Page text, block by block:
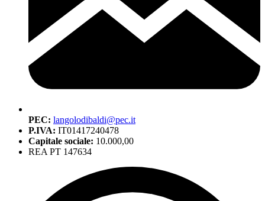
PEC: langolodibaldi@pec.it
P.IVA: IT01417240478
Capitale sociale: 10.000,00
REA PT 147634